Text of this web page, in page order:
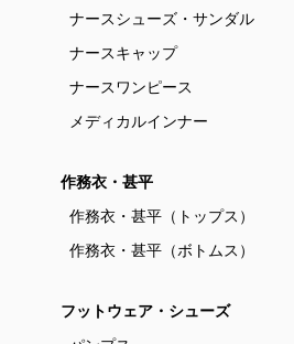
ナースシューズ・サンダル
ナースキャップ
ナースワンピース
メディカルインナー
作務衣・甚平
作務衣・甚平（トップス）
作務衣・甚平（ボトムス）
フットウェア・シューズ